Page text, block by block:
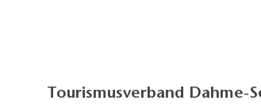
Tourismusverband Dahme-